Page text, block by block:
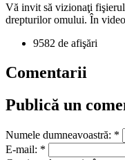
Vă invit să vizionaţi
drepturilor omului. În
9582 de afişări
Comentarii
Publică un
Numele dumneavoastră: *
E-mail: *